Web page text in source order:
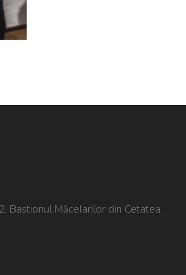
Bastionul Măcelarilor din Cetatea